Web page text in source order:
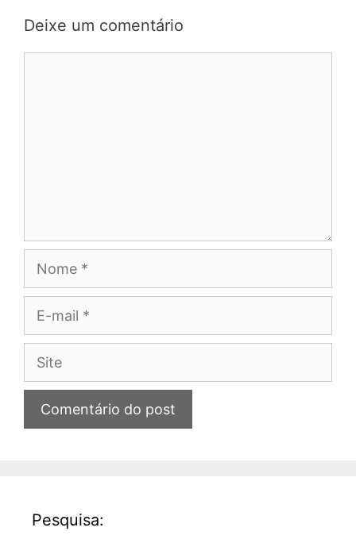
Deixe um comentário
Site
Pesquisa: